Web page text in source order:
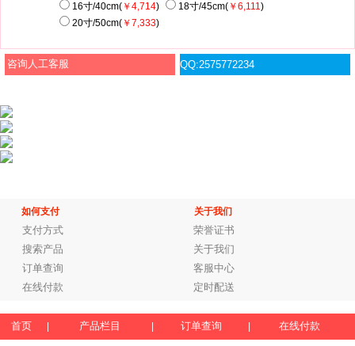
16寸/40cm( ￥4,714) 18寸/45cm( ￥6,111)
20寸/50cm( ￥7,333)
咨询人工客服 QQ:2575772234
如何支付 关于我们
支付方式
荣誉证书
搜索产品
关于我们
订单查询
客服中心
在线付款
定时配送
首页 产品栏目 订单查询 在线付款